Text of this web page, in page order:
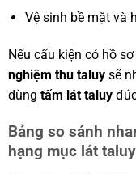
Vệ sinh bề mặt và
Nếu cấu kiện có hồ
nghiệm thu taluysẽ
dùng tấm lát taluy
Bảng so sánh
hạng mục lát taluy